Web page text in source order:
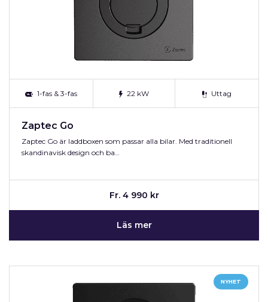
1-fas & 3-fas 22 kW Uttag
Zaptec Go
Zaptec Go är laddboxen som passar alla bilar. Med traditionell
skandinavisk design och ba…
Fr. 4 990 kr
Läs mer
NYHET